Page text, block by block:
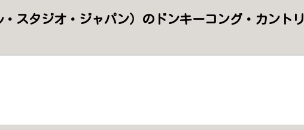
・スタジオ・ジャパン）のドンキーコング・カントリ